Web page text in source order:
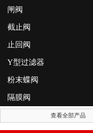
闸阀
截止阀
止回阀
Y型过滤器
粉末蝶阀
隔膜阀
查看全部产品